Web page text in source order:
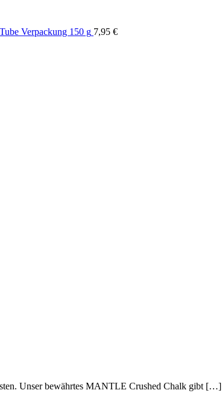
Verpackung 150 g 7,95 €
Unser bewährtes MANTLE Crushed Chalk gibt […]